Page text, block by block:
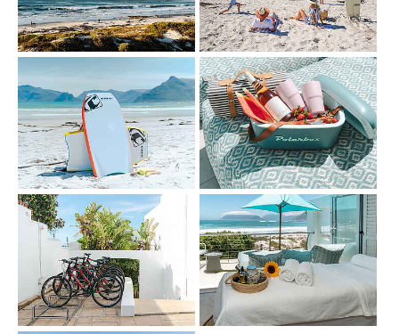
Show larger version Show larger version
Show larger version Show larger version